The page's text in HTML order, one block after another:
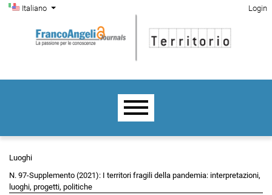
Salta al menu principale di navigazione
Salta al contenuto principale
Salta al piè di pagina del sito
Cambia la lingua. La lingua corrente è:
Italiano
Menu di amministrazione Login
Menu principale
Luoghi
N. 97-Supplemento (2021): I territori fragili della pandemia: interpretazioni,
luoghi, progetti, politiche